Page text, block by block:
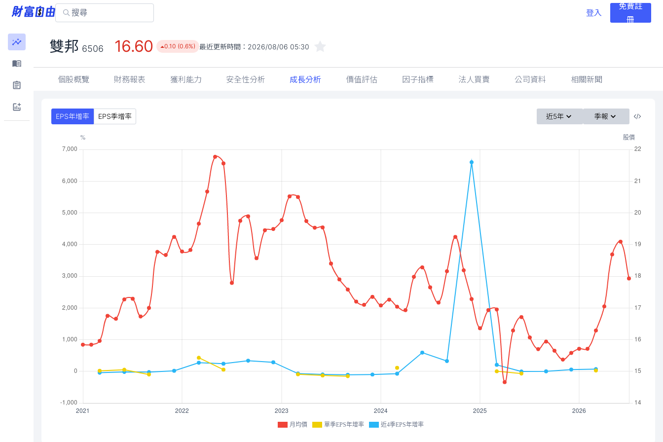
登入
免費註
冊
雙邦 6506 16.60 0.10 (0.6%) 最近更新時間： 2026/08/06 05:30
個股概覽 財務報表 獲利能力 安全性分析 成長分析 價值評估 因子指標 法人買賣 公司資料 相關新聞
EPS年增率 EPS季增率 近5年 季報
月均價 單季EPS年增率 近4季EPS年增率